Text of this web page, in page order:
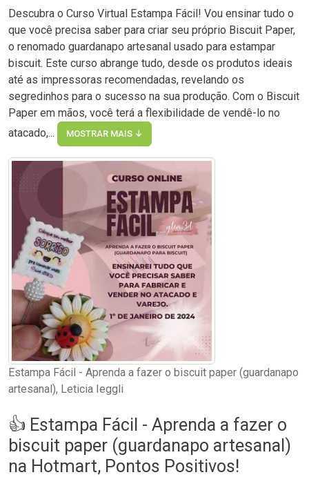
Descubra o Curso Virtual Estampa Fácil! Vou ensinar tudo o
que você precisa saber para criar seu próprio Biscuit Paper,
o renomado guardanapo artesanal usado para estampar
biscuit. Este curso abrange tudo, desde os produtos ideais
até as impressoras recomendadas, revelando os
segredinhos para o sucesso na sua produção. Com o Biscuit
Paper em mãos, você terá a flexibilidade de vendê-lo no
atacado,...
MOSTRAR MAIS ↓
Estampa Fácil - Aprenda a fazer o biscuit paper (guardanapo
artesanal), Leticia Ieggli
👍 Estampa Fácil - Aprenda a fazer o
biscuit paper (guardanapo artesanal)
na Hotmart, Pontos Positivos!